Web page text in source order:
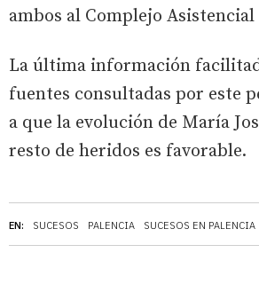
EN: SUCESOS PALENCIA SUCESOS EN PALENCIA
ambos al Complejo Asistencial
La última información
fuentes consultadas por este
a que la evolución de María
resto de heridos es favorable.